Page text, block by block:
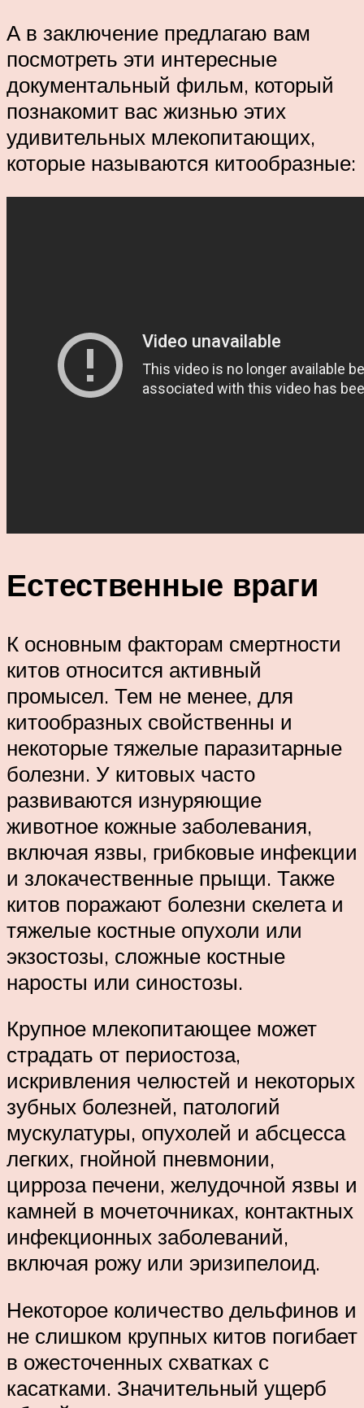
А в заключение предлагаю вам
посмотреть эти интересные
документальный фильм, который
познакомит вас жизнью этих
удивительных млекопитающих,
которые называются китообразные:
Естественные враги
К основным факторам смертности
китов относится активный
промысел. Тем не менее, для
китообразных свойственны и
некоторые тяжелые паразитарные
болезни. У китовых часто
развиваются изнуряющие
животное кожные заболевания,
включая язвы, грибковые инфекции
и злокачественные прыщи. Также
китов поражают болезни скелета и
тяжелые костные опухоли или
экзостозы, сложные костные
наросты или синостозы.
Крупное млекопитающее может
страдать от периостоза,
искривления челюстей и некоторых
зубных болезней, патологий
мускулатуры, опухолей и абсцесса
легких, гнойной пневмонии,
цирроза печени, желудочной язвы и
камней в мочеточниках, контактных
инфекционных заболеваний,
включая рожу или эризипелоид.
Некоторое количество дельфинов и
не слишком крупных китов погибает
в ожесточенных схватках с
касатками. Значительный ущерб